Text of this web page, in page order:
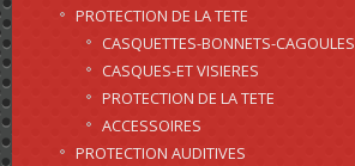
PROTECTION DE LA TETE
CASQUETTES-BONNETS-CAGOULES
CASQUES-ET VISIERES
PROTECTION DE LA TETE
ACCESSOIRES
PROTECTION AUDITIVES